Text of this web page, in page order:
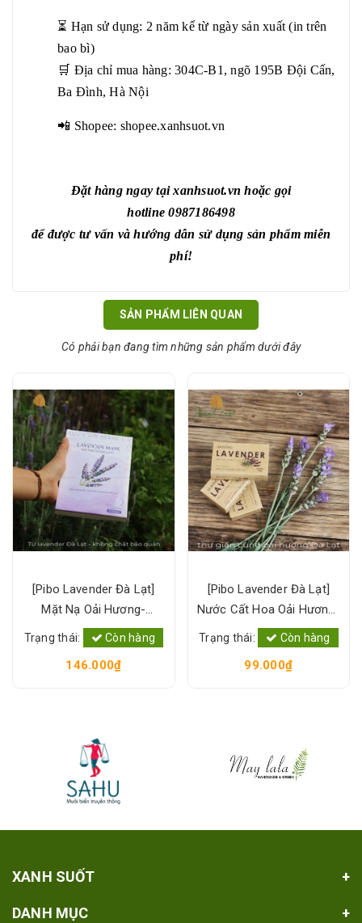
⏳ Hạn sử dụng: 2 năm kể từ ngày sản xuất (in trên
bao bì)
🛒 Địa chỉ mua hàng: 304C-B1, ngõ 195B Đội Cấn,
Ba Đình, Hà Nội
📲 Shopee: shopee.xanhsuot.vn
Đặt hàng ngay tại xanhsuot.vn hoặc gọi
hotline 0987186498
để được tư vấn và hướng dẫn sử dụng sản phẩm miễn
phí!
SẢN PHẨM LIÊN QUAN
Có phải bạn đang tìm những sản phẩm dưới đây
[Pibo Lavender Đà Lạt]
Mặt Nạ Oải Hương-
Lavender Mask
Trạng thái: Còn hàng
146.000₫
[Pibo Lavender Đà Lạt]
Nước Cất Hoa Oải Hương-
Hydrosol Lavender
Trạng thái: Còn hàng
99.000₫
XANH SUỐT
DANH MỤC